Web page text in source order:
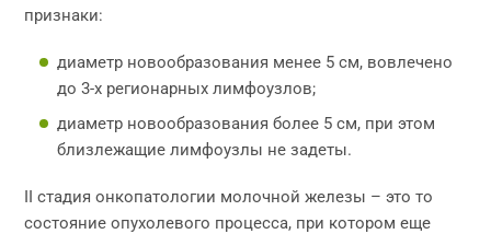
признаки:
диаметр новообразования менее 5 см, вовлечено
до 3-х регионарных лимфоузлов;
диаметр новообразования более 5 см, при этом
близлежащие лимфоузлы не задеты.
II стадия онкопатологии молочной железы – это то
состояние опухолевого процесса, при котором еще